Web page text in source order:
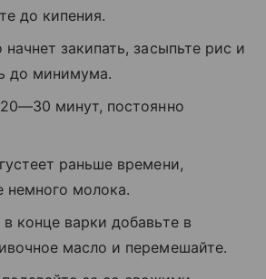
до кипения.
закипать, засыпьте рис и
до минимума.
20—30 минут, постоянно
раньше времени,
немного молока.
конце варки добавьте в
масло и перемешайте.